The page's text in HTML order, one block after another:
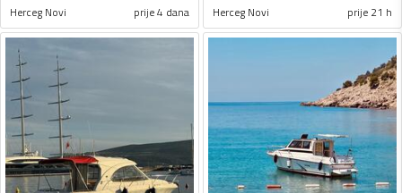
Herceg Novi prije 4 dana Herceg Novi prije 21 h